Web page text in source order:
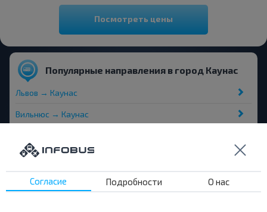
Посмотреть цены
Популярные направления в город Каунас
Львов → Каунас
Вильнюс → Каунас
Варшава → Каунас
Согласие Подробности О нас